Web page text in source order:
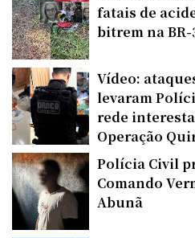
fatais de
bitrem na BR-
Vídeo:
levaram
rede
Operação
Polícia Civil
Comando
Abunã